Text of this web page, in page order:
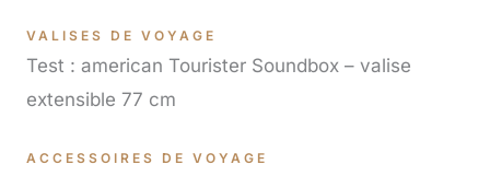
VALISES DE VOYAGE
Test : american Tourister Soundbox – valise
extensible 77 cm
ACCESSOIRES DE VOYAGE